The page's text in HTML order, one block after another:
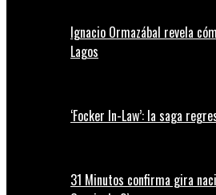
Ignacio Ormazábal revela
Lagos
‘Focker In-Law’: la saga
31 Minutos confirma gira